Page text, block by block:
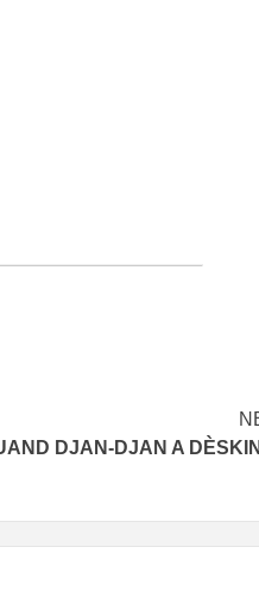
DJAN-DJAN A